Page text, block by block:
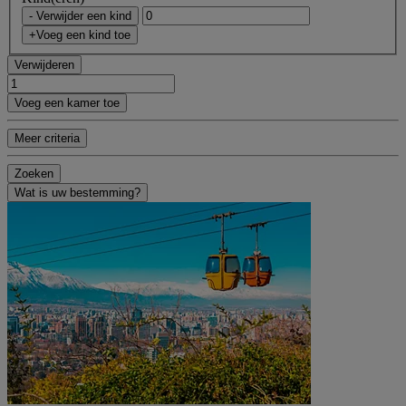
- Verwijder een kind
+Voeg een kind toe
Verwijderen
Voeg een kamer toe
Meer criteria
Zoeken
Wat is uw bestemming?